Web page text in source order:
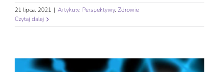
21 lipca, 2021 | Artykuły, Perspektywy, Zdrowie
Czytaj dalej